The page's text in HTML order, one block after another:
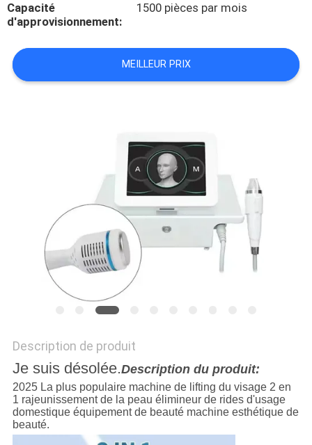
PRIVACY
POLICY
Capacité
d'approvisionnement:
1500 pièces par mois
MEILLEUR PRIX
Description de produit
Je suis désolée.Description du produit:
2025 La plus populaire machine de lifting du visage 2 en
1 rajeunissement de la peau élimineur de rides d'usage
domestique équipement de beauté machine esthétique de
beauté.